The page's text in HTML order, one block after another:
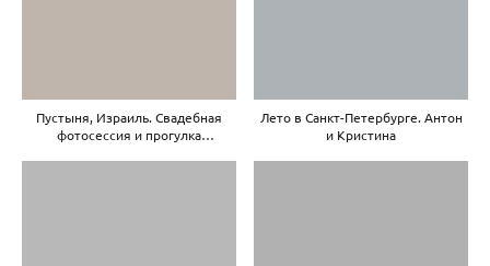
Пустыня, Израиль. Свадебная
фотосессия и прогулка
Лето в Санкт-Петербурге. Антон
и Кристина